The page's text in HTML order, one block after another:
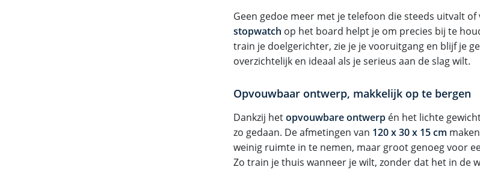
Geen gedoe meer met je telefoon die steeds uitvalt
stopwatch op het board helpt je om precies bij te
train je doelgerichter, zie je je vooruitgang en blijf je
overzichtelijk en ideaal als je serieus aan de slag wilt.
Opvouwbaar ontwerp, makkelijk op te bergen
Dankzij hetopvouwbare ontwerp én het lichte
zo gedaan. De afmetingen van 120 x 30 x 15 cm
weinig ruimte in te nemen, maar groot genoeg voor
Zo train je thuis wanneer je wilt, zonder dat het in de